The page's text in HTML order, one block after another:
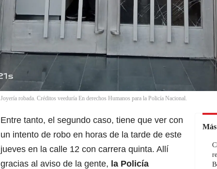
Joyería robada. Créditos veeduría En derechos Humanos para la Policía Nacional.
Entre tanto, el segundo caso, tiene que ver con
un intento de robo en horas de la tarde de este
jueves en la calle 12 con carrera quinta. Allí
gracias al aviso de la gente, la Policía